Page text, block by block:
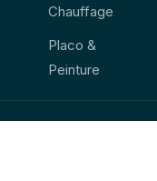
Chauffage
Placo &
Peinture